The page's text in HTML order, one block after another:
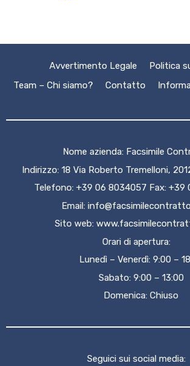
Avvertimento Legale
Politica
Team – Chi siamo?
Contatto
Nome azienda: Facsimile
Indirizzo: 18 Via Roberto Tremelloni,
Telefono: +39 06 8034057 Fax: +39
Email:
Sito web:
Orari di apertura:
Lunedì – Venerdì: 9:00 –
Sabato: 9:00 – 13:00
Domenica: Chiuso
Seguici sui social media: